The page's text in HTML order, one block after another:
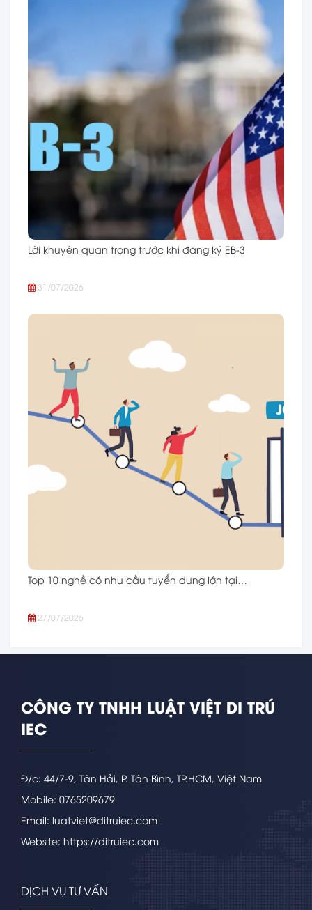
Lời khuyên quan trọng trước khi đăng ký EB-3
31/07/2026
Top 10 nghề có nhu cầu tuyển dụng lớn tại…
27/07/2026
CÔNG TY TNHH LUẬT VIỆT DI TRÚ
IEC
Đ/c: 44/7-9, Tân Hải, P. Tân Bình, TP.HCM, Việt Nam
Mobile: 0765209679
Email: luatviet@ditruiec.com
Website: https://ditruiec.com
DỊCH VỤ TƯ VẤN